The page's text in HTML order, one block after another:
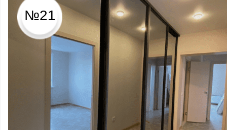
№21